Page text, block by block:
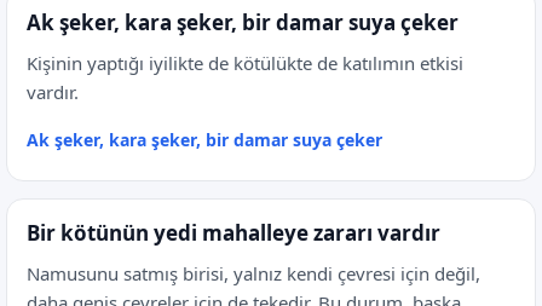
Ak şeker, kara şeker, bir damar suya çeker
Kişinin yaptığı iyilikte de kötülükte de katılımın etkisi
vardır.
Ak şeker, kara şeker, bir damar suya çeker
Bir kötünün yedi mahalleye zararı vardır
Namusunu satmış birisi, yalnız kendi çevresi için değil,